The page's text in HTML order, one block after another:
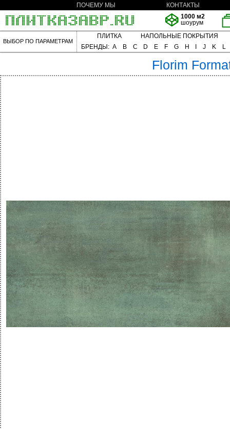
ПОЧЕМУ МЫ
КОНТАКТЫ
1000 м2
шоурум
ВЫБОР ПО ПАРАМЕТРАМ
ПЛИТКА
НАПОЛЬНЫЕ ПОКРЫТИЯ
БРЕНДЫ: A B C D E F G H J K L
Florim